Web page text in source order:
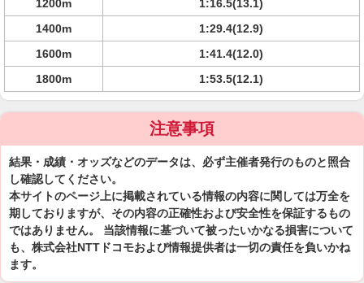
1200m
1:16.5(13.1)
1400m
1:29.4(12.9)
1600m
1:41.4(12.0)
1800m
1:53.5(12.1)
注意事項
結果・成績・オッズなどのデータは、必ず主催者発行のものと照合
し確認してください。
本サイトのページ上に掲載されている情報の内容に関しては万全を
期しておりますが、その内容の正確性および安全性を保証するもの
ではありません。 当該情報に基づいて被ったいかなる損害について
も、株式会社NTTドコモおよび情報提供者は一切の責任を負いかね
ます。